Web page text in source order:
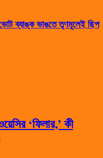
ব্যাঙ্ক ভাঙতে তৃণমূলেই ছিপ
‘ফিলার,’ কী